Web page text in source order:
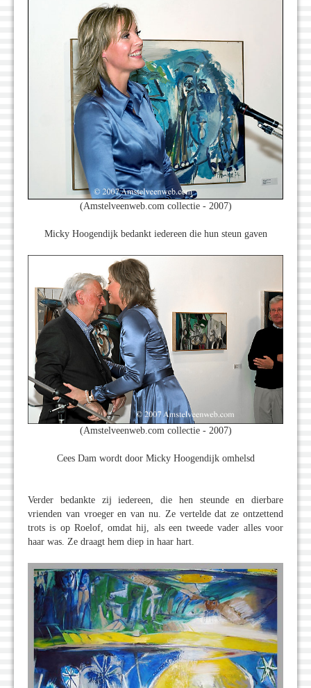
(Amstelveenweb.com collectie - 2007)
Micky Hoogendijk bedankt iedereen die hun steun gaven
(Amstelveenweb.com collectie - 2007)
Cees Dam wordt door Micky Hoogendijk omhelsd
Verder bedankte zij iedereen, die hen steunde en dierbare
vrienden van vroeger en van nu. Ze vertelde dat ze ontzettend
trots is op Roelof, omdat hij, als een tweede vader alles voor
haar was. Ze draagt hem diep in haar hart.